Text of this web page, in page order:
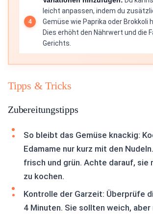
leicht anpassen, indem du
Gemüse wie Paprika oder Brokkoli
Dies erhöht den Nährwert und die
Gerichts.
Tipps & Tricks
Zubereitungstipps
So bleibt das Gemüse knackig:
Edamame nur kurz mit den
frisch und grün. Achte darauf, sie
zu kochen.
Kontrolle der Garzeit: Überprüfe
4 Minuten. Sie sollten weich,